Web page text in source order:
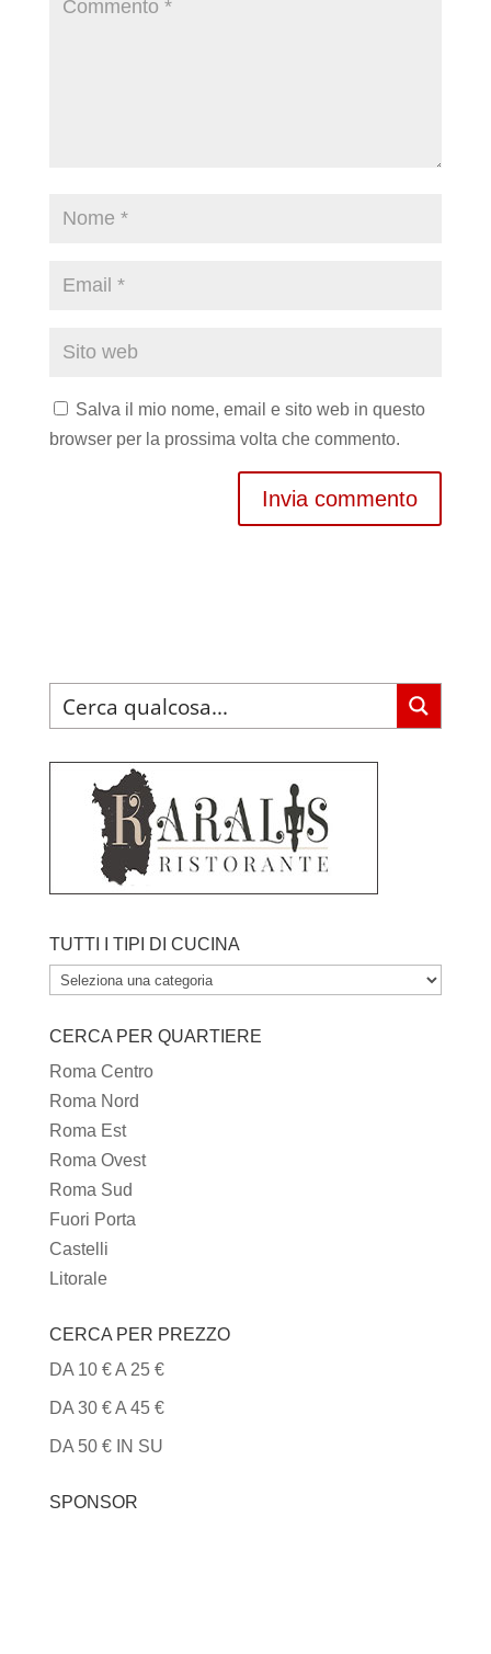
Salva il mio nome, email e sito web in questo
browser per la prossima volta che commento.
TUTTI I TIPI DI CUCINA
TUTTI
TIPI
DI
CUCINA
CERCA PER QUARTIERE
Roma Centro
Roma Nord
Roma Est
Roma Ovest
Roma Sud
Fuori Porta
Castelli
Litorale
CERCA PER PREZZO
DA 10 € A 25 €
DA 30 € A 45 €
DA 50 € IN SU
SPONSOR